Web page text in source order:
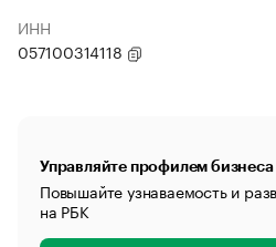
ИНН
057100314118
Управляйте профилем
Повышайте узнаваемость и
на РБК